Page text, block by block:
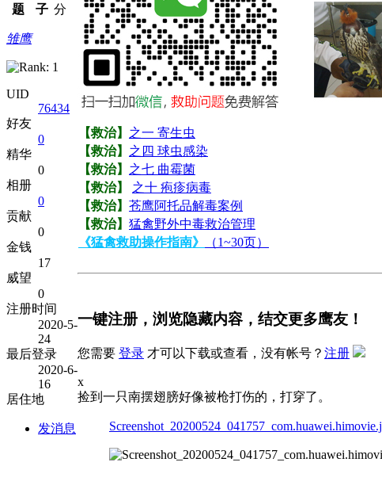
题
子 分
雏鹰
UID
76434
好友
0
精华
0
相册
0
贡献
0
金钱
17
威望
0
注册时间
2020-5-
24
最后登录
2020-6-
16
居住地
发消息
【救治】 之一 寄生虫
【救治】 之四 球虫感染
【救治】 之七 曲霉菌
【救治】 之十 疱疹病毒
【救治】 苍鹰阿托品解毒案例
【救治】 猛禽野外中毒救治管理
《猛禽救助操作指南》
（1~30页）
一键注册，浏览隐藏内容，结交更多鹰友！
您需要 登录 才可以下载或查看，没有帐号？ 注册
x
捡到一只南摆翅膀好像被枪打伤的，打穿了。